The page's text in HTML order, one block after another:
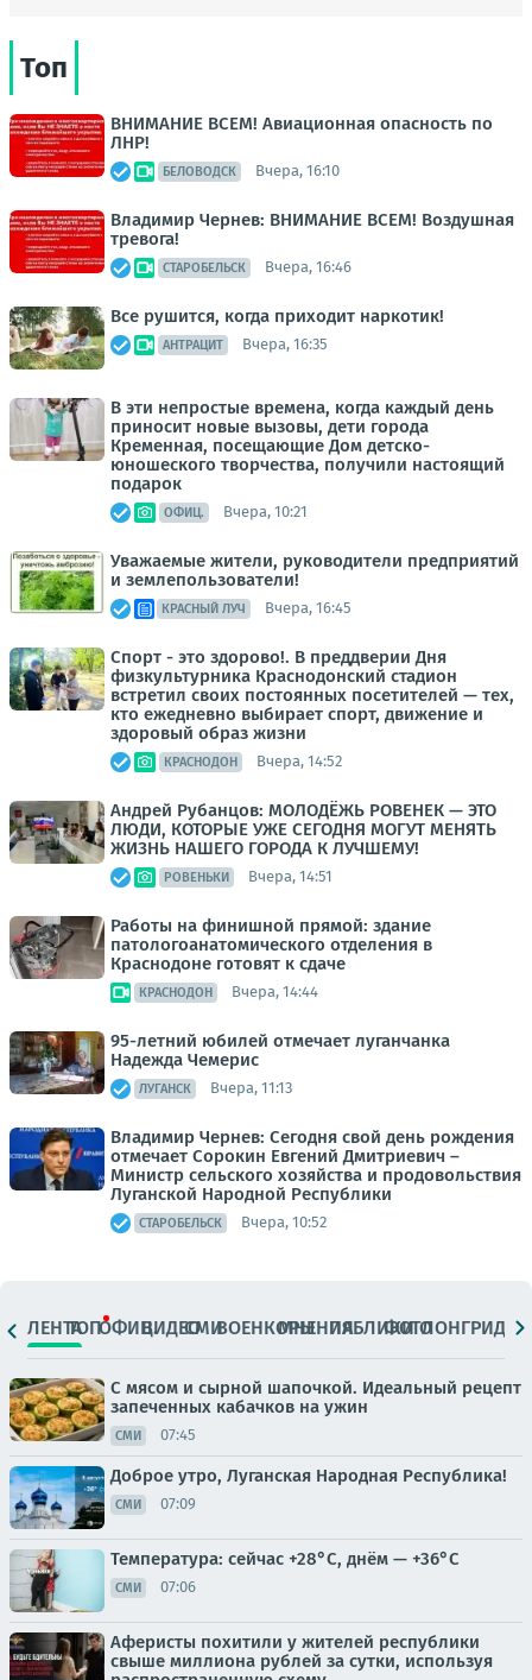
Топ
ВНИМАНИЕ ВСЕМ! Авиационная опасность по
ЛНР!
БЕЛОВОДСК Вчера, 16:10
Владимир Чернев: ВНИМАНИЕ ВСЕМ! Воздушная
тревога!
СТАРОБЕЛЬСК Вчера, 16:46
Все рушится, когда приходит наркотик!
АНТРАЦИТ Вчера, 16:35
В эти непростые времена, когда каждый день
приносит новые вызовы, дети города
Кременная, посещающие Дом детско-
юношеского творчества, получили настоящий
подарок
ОФИЦ. Вчера, 10:21
Уважаемые жители, руководители предприятий
и землепользователи!
КРАСНЫЙ ЛУЧ Вчера, 16:45
Спорт - это здорово!. В преддверии Дня
физкультурника Краснодонский стадион
встретил своих постоянных посетителей — тех,
кто ежедневно выбирает спорт, движение и
здоровый образ жизни
КРАСНОДОН Вчера, 14:52
Андрей Рубанцов: МОЛОДЁЖЬ РОВЕНЕК — ЭТО
ЛЮДИ, КОТОРЫЕ УЖЕ СЕГОДНЯ МОГУТ МЕНЯТЬ
ЖИЗНЬ НАШЕГО ГОРОДА К ЛУЧШЕМУ!
РОВЕНЬКИ Вчера, 14:51
Работы на финишной прямой: здание
патологоанатомического отделения в
Краснодоне готовят к сдаче
КРАСНОДОН Вчера, 14:44
95-летний юбилей отмечает луганчанка
Надежда Чемерис
ЛУГАНСК Вчера, 11:13
Владимир Чернев: Сегодня свой день рождения
отмечает Сорокин Евгений Дмитриевич –
Министр сельского хозяйства и продовольствия
Луганской Народной Республики
СТАРОБЕЛЬСК Вчера, 10:52
ЛЕНТАТОПОФИЦ.ВИДЕОСМИВОЕНКОРЫМНЕНИЯПАБЛИКИ
ФОТОЛОНГРИДЫ
С мясом и сырной шапочкой. Идеальный рецепт
запеченных кабачков на ужин
СМИ 07:45
Доброе утро, Луганская Народная Республика!
СМИ 07:09
Температура: сейчас +28°C, днём — +36°C
СМИ 07:06
Аферисты похитили у жителей республики
свыше миллиона рублей за сутки, используя